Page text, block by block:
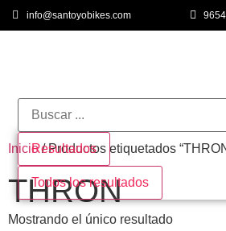
info@santoyobikes.com
Resultados
Todos los resultados
Inicio/ Productos etiquetados
THRON
Mostrando el único resultado